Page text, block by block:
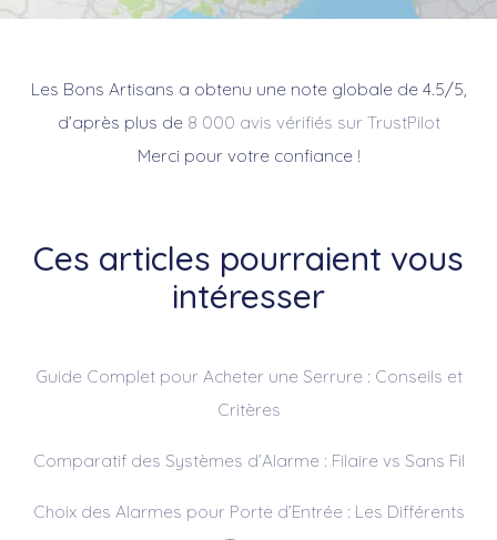
Les Bons Artisans a obtenu une note globale de 4.5/5,
d’après plus de 8 000 avis vérifiés sur TrustPilot
Merci pour votre confiance !
Ces articles pourraient vous
intéresser
Guide Complet pour Acheter une Serrure : Conseils et
Critères
Comparatif des Systèmes d’Alarme : Filaire vs Sans Fil
Choix des Alarmes pour Porte d’Entrée : Les Différents